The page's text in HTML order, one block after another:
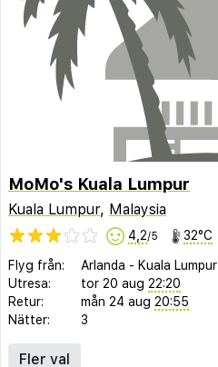
MoMo's Kuala Lumpur
Kuala Lumpur, Malaysia
4,2/5 32°C
Flyg från: Arlanda - Kuala Lumpur
Utresa:
tor 20 aug 22:20
Retur:
mån 24 aug 20:55
Nätter:
3
Fler val